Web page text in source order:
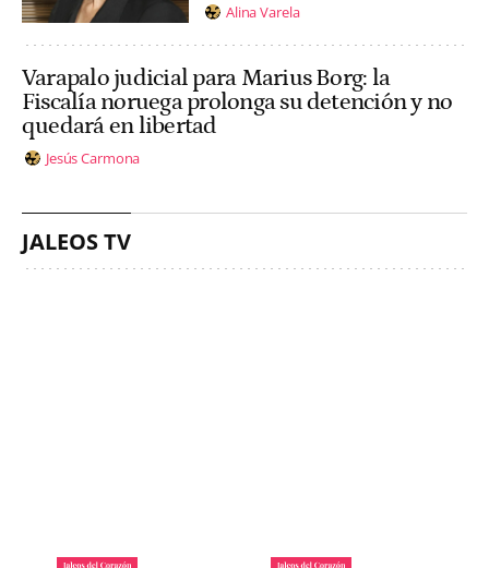
Alina Varela
Varapalo judicial para Marius Borg: la
Fiscalía noruega prolonga su detención y no
quedará en libertad
Jesús Carmona
JALEOS TV